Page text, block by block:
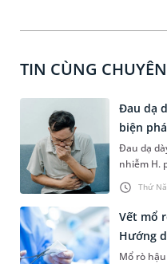
TIN CÙNG
Thứ
Đau dạ
biện
Đau dạ
nhiễm H.
khác.
cân nhắc
thuốc
bị đau
tham
Vết mổ
Hướng
Mổ rò